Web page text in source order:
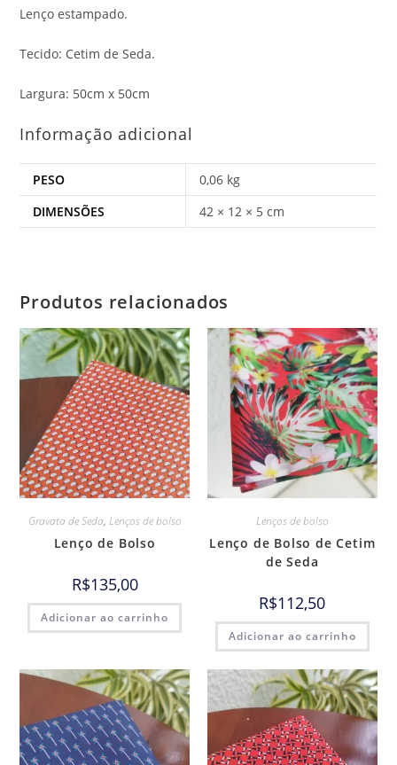
Lenço estampado.
Tecido: Cetim de Seda.
Largura: 50cm x 50cm
Informação adicional
PESO
0,06 kg
DIMENSÕES
42 × 12 × 5 cm
Produtos relacionados
Gravata de Seda, Lenços de bolso
Lenço de Bolso
R$135,00
Adicionar ao carrinho
Lenços de bolso
Lenço de Bolso de Cetim
de Seda
R$112,50
Adicionar ao carrinho